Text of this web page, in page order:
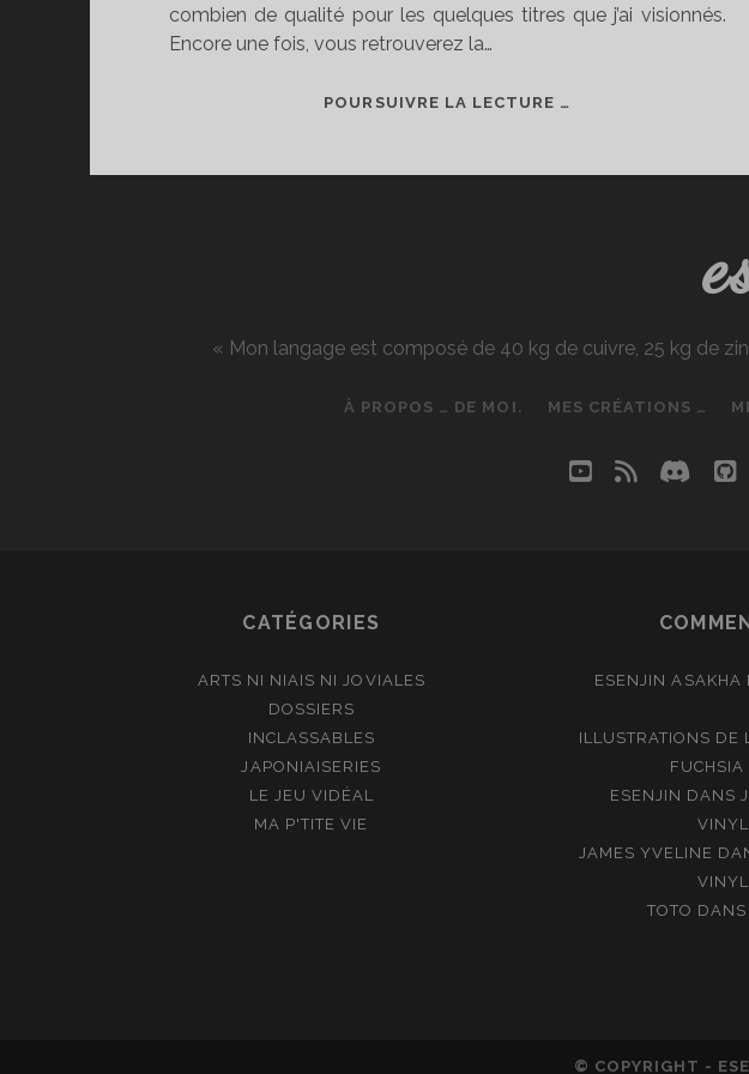
combien de qualité pour les quelques titres que j’ai visionnés.
Encore une fois, vous retrouverez la…
POURSUIVRE LA LECTURE …
« Mon langage est composé de 40 kg de cuivre, 25 kg de
À PROPOS … DE MOI. MES CRÉATIONS …
youtube
rss
CATÉGORIES
ARTS NI NIAIS NI JOVIALES
DOSSIERS
INCLASSABLES
JAPONIAISERIES
LE JEU VIDÉAL
MA P'TITE VIE
ESENJIN ASAKHA
ILLUSTRATIONS
FUCHSIA
ESENJIN DANS
JAMES YVELINE
TOTO DANS
© COPYRIGHT -